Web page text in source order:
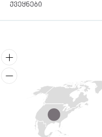
ქვეყნები